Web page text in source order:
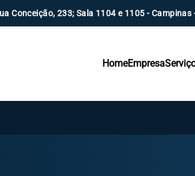
Conceição, 233; Sala 1104 e 1105 -
HomeEmpresa